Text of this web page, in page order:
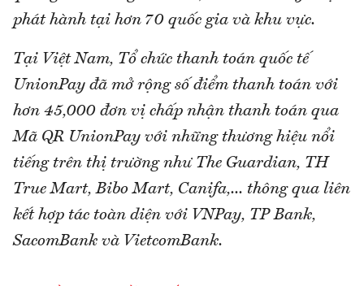
phát hành tại hơn 70 quốc gia và khu vực.
Tại Việt Nam, Tổ chức thanh toán quốc tế
UnionPay đã mở rộng số điểm thanh toán với
hơn 45,000 đơn vị chấp nhận thanh toán qua
Mã QR UnionPay với những thương hiệu nổi
tiếng trên thị trường như The Guardian, TH
True Mart, Bibo Mart, Canifa,... thông qua liên
kết hợp tác toàn diện với VNPay, TP Bank,
SacomBank và VietcomBank.